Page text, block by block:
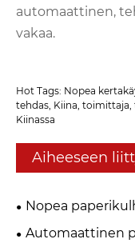
automaattinen,
vakaa.
Hot Tags: Nopea
tehdas, Kiina,
Kiinassa
Aiheeseen
Nopea
Automaattinen